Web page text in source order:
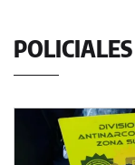
POLICIALES